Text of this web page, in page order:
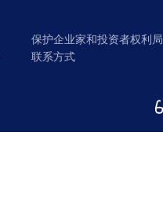
保护企业家和投资者权利局
联系方式